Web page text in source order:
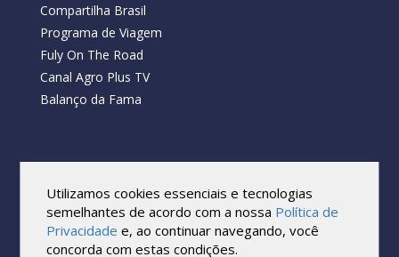
Compartilha Brasil
Programa de Viagem
Fuly On The Road
Canal Agro Plus TV
Balanço da Fama
Todos os direitos reservados.
Reprodução no todo ou em parte sob qualquer forma ou meio,
sem expressa autorização por escrito do Cartão de Visita, é
proibida.
As marcas e imagens utilizadas no projeto são os direitos autorais
Utilizamos cookies essenciais e tecnologias
semelhantes de acordo com a nossa Política de
Privacidade e, ao continuar navegando, você
concorda com estas condições.